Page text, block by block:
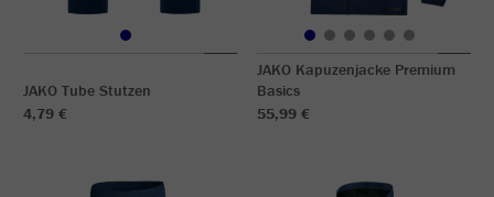
JAKO Tube Stutzen
4,79 €
JAKO Kapuzenjacke Premium
Basics
55,99 €